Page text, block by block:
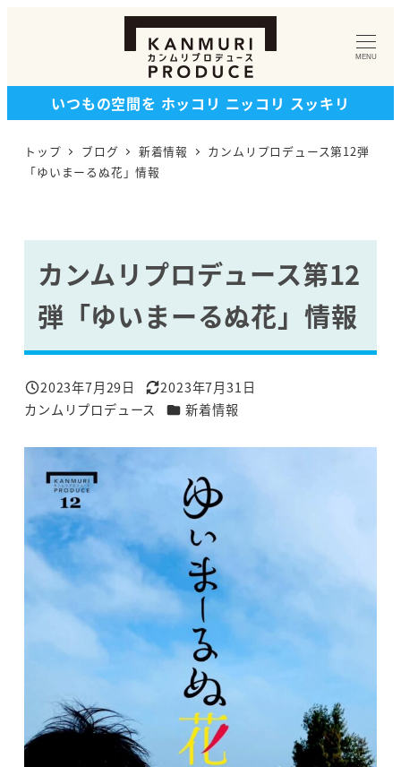
ン
MENU
いつもの空間を ホッコリ ニッコリ スッキリ
トップ ブログ 新着情報
カンムリプロデュース第12弾
「ゆいまーるぬ花」情報
カンムリプロデュース第12
弾「ゆいまーるぬ花」情報
投稿日
2023年7月29日
更新日
2023年7月31日
著
カンムリプロデュース カテゴリー
新着情報